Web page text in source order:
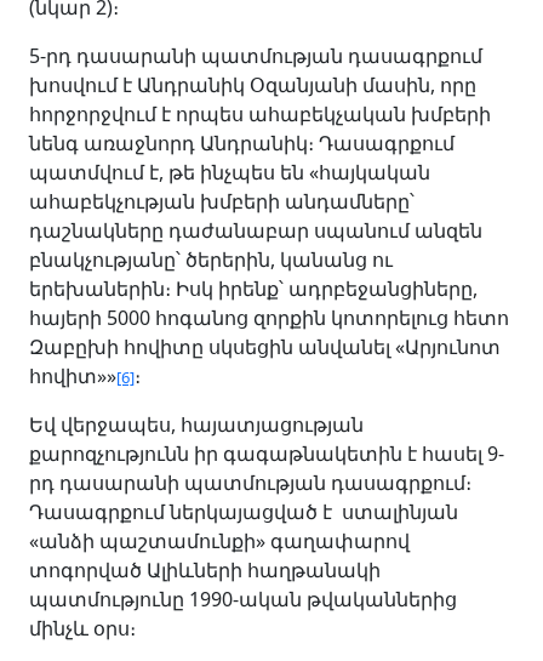
(նկար 2)։
5-րդ դասարանի պատմության դասագրքում
խոսվում է Անդրանիկ Օզանյանի մասին, որը
հորջորջվում է որպես ահաբեկչական խմբերի
նենգ առաջնորդ Անդրանիկ։ Դասագրքում
պատմվում է, թե ինչպես են «հայկական
ահաբեկչության խմբերի անդամները՝
դաշնակները դաժանաբար սպանում անզեն
բնակչությանը՝ ծերերին, կանանց ու
երեխաներին։ Իսկ իրենք՝ ադրբեջանցիները,
հայերի 5000 հոգանոց զորքին կոտորելուց հետո
Զաբըխի հովիտը սկսեցին անվանել «Արյունոտ
հովիտ»»[6]։
Եվ վերջապես, հայատյացության
քարոզչությունն իր գագաթնակետին է հասել 9-
րդ դասարանի պատմության դասագրքում։
Դասագրքում ներկայացված է ստալինյան
«անձի պաշտամունքի» գաղափարով
տոգորված Ալիևների հաղթանակի
պատմությունը 1990-ական թվականներից
մինչև օրս։